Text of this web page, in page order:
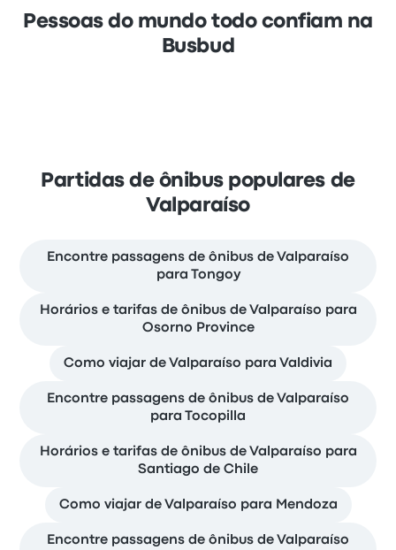
Pessoas do mundo todo confiam na
Busbud
Partidas de ônibus populares de
Valparaíso
Encontre passagens de ônibus de Valparaíso
para Tongoy
Horários e tarifas de ônibus de Valparaíso para
Osorno Province
Como viajar de Valparaíso para Valdivia
Encontre passagens de ônibus de Valparaíso
para Tocopilla
Horários e tarifas de ônibus de Valparaíso para
Santiago de Chile
Como viajar de Valparaíso para Mendoza
Encontre passagens de ônibus de Valparaíso